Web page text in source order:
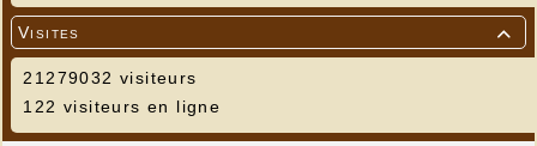

Visites
21279032 visiteurs
122 visiteurs en ligne